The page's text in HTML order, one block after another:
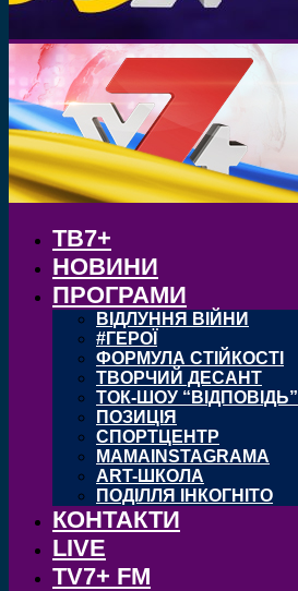
ТВ7+
НОВИНИ
ПРОГРАМИ
ВІДЛУННЯ ВІЙНИ
#ГЕРОЇ
ФОРМУЛА СТІЙКОСТІ
ТВОРЧИЙ ДЕСАНТ
ТОК-ШОУ “ВІДПОВІДЬ”
ПОЗИЦІЯ
СПОРТЦЕНТР
MAMAINSTAGRAMA
ART-ШКОЛА
ПОДІЛЛЯ ІНКОГНІТО
КОНТАКТИ
LIVE
TV7+ FM